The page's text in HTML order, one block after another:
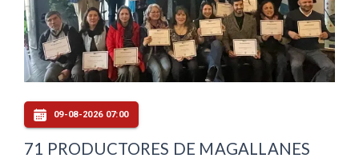
09-08-2026 07:00
71 PRODUCTORES DE MAGALLANES